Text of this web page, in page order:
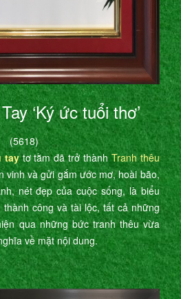
‘Ký ức tuổi thơ’
(5618)
taytơ tằm đã trở thànhTranh thêu
vinh và gửi gắm ước mơ, hoài bão,
nét đẹp của cuộc sống, là biểu
công và tài lộc, tất cả những
qua những bức tranh thêu vừa
về mặt nội dung.